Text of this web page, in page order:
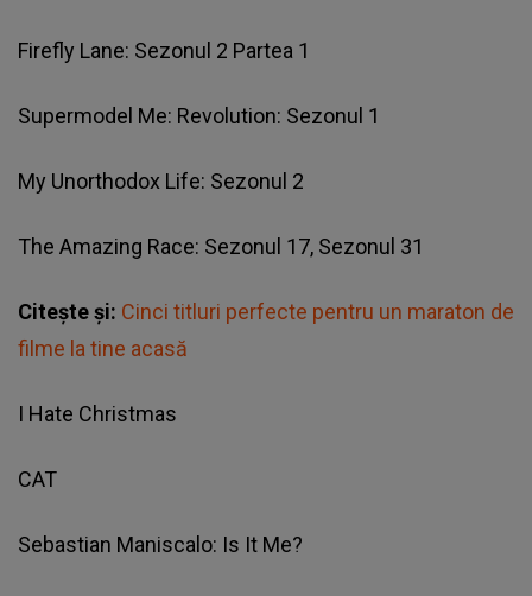
Firefly Lane: Sezonul 2 Partea 1
Supermodel Me: Revolution: Sezonul 1
My Unorthodox Life: Sezonul 2
The Amazing Race: Sezonul 17, Sezonul 31
Citește și: Cinci titluri perfecte pentru un maraton de
filme la tine acasă
I Hate Christmas
CAT
Sebastian Maniscalo: Is It Me?